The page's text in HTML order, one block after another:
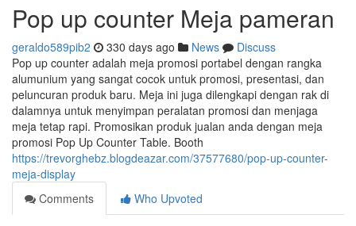
Pop up counter Meja pameran
geraldo589pib2 330 days ago News
Discuss
Pop up counter adalah meja promosi portabel dengan rangka
alumunium yang sangat cocok untuk promosi, presentasi, dan
peluncuran produk baru. Meja ini juga dilengkapi dengan rak di
dalamnya untuk menyimpan peralatan promosi dan menjaga
meja tetap rapi. Promosikan produk jualan anda dengan meja
promosi Pop Up Counter Table. Booth
https://trevorghebz.blogdeazar.com/37577680/pop-up-counter-
meja-display
Comments
Who Upvoted